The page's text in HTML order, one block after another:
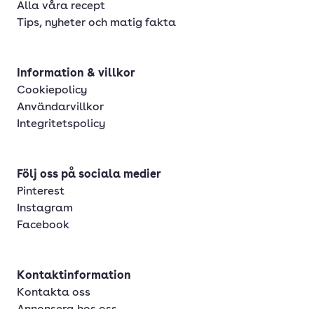
Alla våra recept
Tips, nyheter och matig fakta
Information & villkor
Cookiepolicy
Användarvillkor
Integritetspolicy
Följ oss på sociala medier
Pinterest
Instagram
Facebook
Kontaktinformation
Kontakta oss